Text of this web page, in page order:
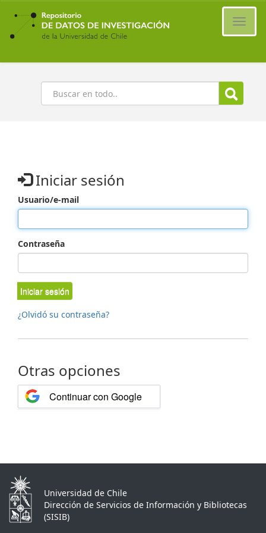
Ir
contenido
principal
Buscar
Iniciar sesión
Usuario/e-mail
Contraseña
Iniciar sesión
¿Olvidó su contraseña?
Otras opciones
Continuar con Google
Universidad de Chile
Dirección de Servicios de Información y Bibliotecas
(SISIB)